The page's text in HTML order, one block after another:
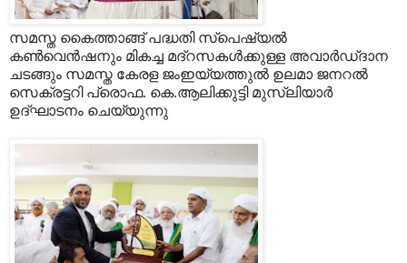
സമസ്ത കൈത്താങ്ങ് പദ്ധതി സ്‌പെഷ്യല്‍
കണ്‍വെന്‍ഷനും മികച്ച മദ്‌റസകള്‍ക്കുള്ള അവാര്‍ഡ്ദാന
ചടങ്ങും സമസ്ത കേരള ജംഇയ്യത്തുല്‍ ഉലമാ ജനറല്‍
സെക്രട്ടറി പ്രൊഫ. കെ.ആലിക്കുട്ടി മുസ്‌ലിയാര്‍
ഉദ്ഘാടനം ചെയ്യുന്നു